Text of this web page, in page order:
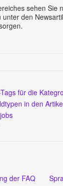
sehen
den
für die
in den
der FAQ